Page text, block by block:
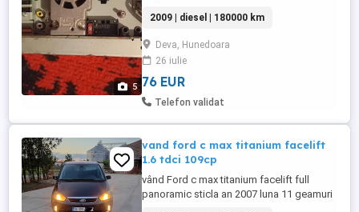
5
2009 | diesel | 180000 km
Deva, Hunedoara
26 iulie
76 EUR
Telefon validat
vand ford c max titanium facelift
1.6 tdci 109cp
vând Ford c max titanium facelift full
panoramic sticla an 2007 luna 11 geamuri